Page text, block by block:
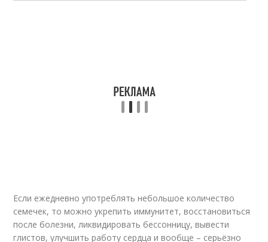
Если ежедневно употреблять небольшое количество
семечек, то можно укрепить иммунитет, восстановиться
после болезни, ликвидировать бессонницу, вывести
глистов, улучшить работу сердца и вообще – серьёзно